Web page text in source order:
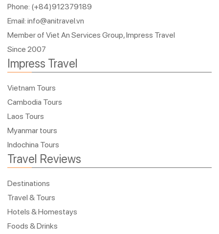
Phone: (+84)912379189
Email: info@anitravel.vn
Member of Viet An Services Group, Impress Travel
Since 2007
Impress Travel
Vietnam Tours
Cambodia Tours
Laos Tours
Myanmar tours
Indochina Tours
Travel Reviews
Destinations
Travel & Tours
Hotels & Homestays
Foods & Drinks